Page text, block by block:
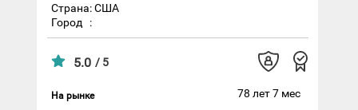
Страна: США
Город
:
5.0 / 5
На рынке
78 лет 7 мес